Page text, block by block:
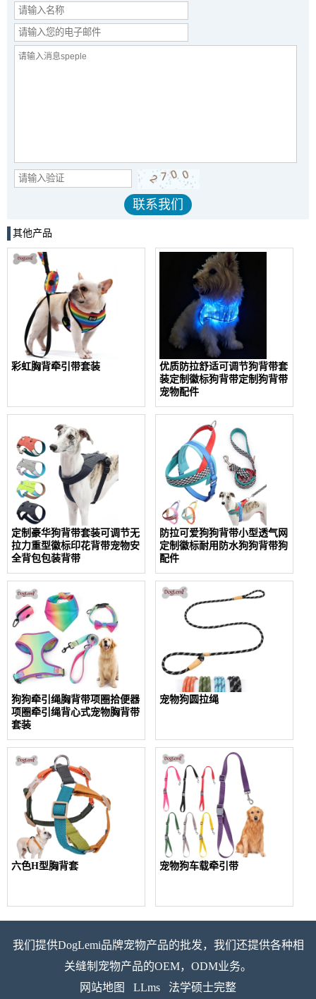
其他产品
彩虹胸背牵引带套装
优质防拉舒适可调节狗背带套
装定制徽标狗背带定制狗背带
宠物配件
定制豪华狗背带套装可调节无
拉力重型徽标印花背带宠物安
全背包包装背带
防拉可爱狗狗背带小型透气网
定制徽标耐用防水狗狗背带狗
配件
狗狗牵引绳胸背带项圈拾便器
项圈牵引绳背心式宠物胸背带
套装
宠物狗圆拉绳
六色H型胸背套 宠物狗车载牵引带
我们提供DogLemi品牌宠物产品的批发，我们还提供各种相
关缝制宠物产品的OEM，ODM业务。
网站地图
LLms 法学硕士完整